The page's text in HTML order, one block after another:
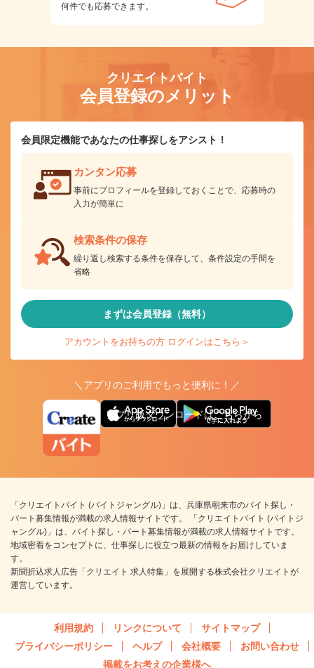
何件でも応募できます。
クリエイトバイト
会員登録のメリット
会員限定機能であなたの仕事探しをアシスト！
カンタン応募
事前にプロフィールを登録しておくことで、応募時の
入力が簡単に
検索条件の保存
繰り返し検索する条件を保存して、条件設定の手間を
省略
まずは会員登録（無料）
アカウントをお持ちの方 ログインはこちら＞
＼アプリのご利用でもっと便利に！／
アプリ版ダウンロードはこちらから
「クリエイトバイト (バイトジャングル)」は、兵庫県朝来市のバイト探し・
パート募集情報が満載の求人情報サイトです。 「クリエイトバイト (バイトジ
ャングル)」は、バイト探し・パート募集情報が満載の求人情報サイトです。
地域密着をコンセプトに、仕事探しに役立つ最新の情報をお届けしていま
す。
新聞折込求人広告「クリエイト 求人特集」を展開する株式会社クリエイトが
運営しています。
利用規約 リンクについて
サイトマップ
プライバシーポリシー
ヘルプ 会社概要
お問い合わせ
掲載をお考えの企業様へ